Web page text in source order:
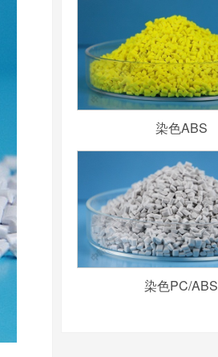
染色ABS
染色PC/ABS